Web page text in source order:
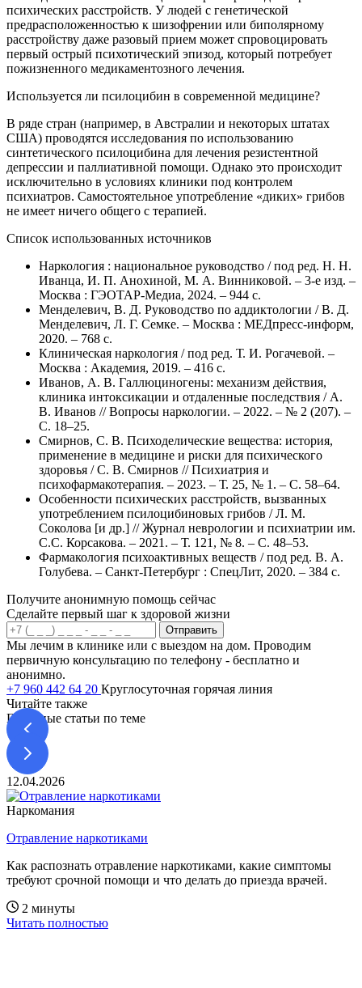
психических расстройств. У людей с генетической
предрасположенностью к шизофрении или биполярному
расстройству даже разовый прием может спровоцировать
первый острый психотический эпизод, который потребует
пожизненного медикаментозного лечения.
Используется ли псилоцибин в современной медицине?
В ряде стран (например, в Австралии и некоторых штатах
США) проводятся исследования по использованию
синтетического псилоцибина для лечения резистентной
депрессии и паллиативной помощи. Однако это происходит
исключительно в условиях клиники под контролем
психиатров. Самостоятельное употребление «диких» грибов
не имеет ничего общего с терапией.
Список использованных источников
Наркология : национальное руководство / под ред. Н. Н.
Иванца, И. П. Анохиной, М. А. Винниковой. – 3-е изд. –
Москва : ГЭОТАР-Медиа, 2024. – 944 с.
Менделевич, В. Д. Руководство по аддиктологии / В. Д.
Менделевич, Л. Г. Семке. – Москва : МЕДпресс-информ,
2020. – 768 с.
Клиническая наркология / под ред. Т. И. Рогачевой. –
Москва : Академия, 2019. – 416 с.
Иванов, А. В. Галлюциногены: механизм действия,
клиника интоксикации и отдаленные последствия / А.
В. Иванов // Вопросы наркологии. – 2022. – № 2 (207). –
С. 18–25.
Смирнов, С. В. Психоделические вещества: история,
применение в медицине и риски для психического
здоровья / С. В. Смирнов // Психиатрия и
психофармакотерапия. – 2023. – Т. 25, № 1. – С. 58–64.
Особенности психических расстройств, вызванных
употреблением псилоцибиновых грибов / Л. М.
Соколова [и др.] // Журнал неврологии и психиатрии им.
С.С. Корсакова. – 2021. – Т. 121, № 8. – С. 48–53.
Фармакология психоактивных веществ / под ред. В. А.
Голубева. – Санкт-Петербург : СпецЛит, 2020. – 384 с.
Получите анонимную помощь сейчас
Сделайте первый шаг к здоровой жизни
Отправить
Мы лечим в клинике или с выездом на дом. Проводим
первичную консультацию по телефону - бесплатно и
анонимно.
+7 960 442 64 20 Круглосуточная горячая линия
Читайте также
Полезные статьи по теме
12.04.2026
Наркомания
Отравление наркотиками
Как распознать отравление наркотиками, какие симптомы
требуют срочной помощи и что делать до приезда врачей.
2 минуты
Читать полностью